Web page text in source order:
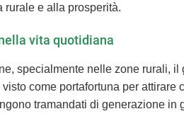
rurale e alla prosperità.
vita quotidiana
specialmente nelle zone rurali,
come portafortuna per
tramandati di generazione in